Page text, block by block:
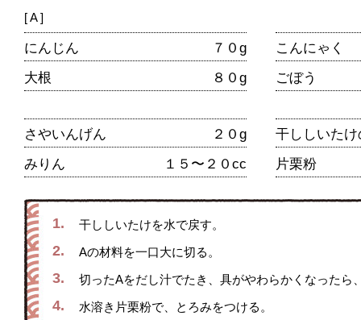
[ A ]
にんじん ７０g
こんにゃく
大根
８０g ごぼう
さやいんげん ２０g
干ししいた
みりん
１５〜２０cc 片栗粉
1. 干ししいたけを水で戻す。
2. Aの材料を一口大に切る。
3. 切ったAをだし汁でたき、具がやわらかくなったら
4. 水溶き片栗粉で、とろみをつける。